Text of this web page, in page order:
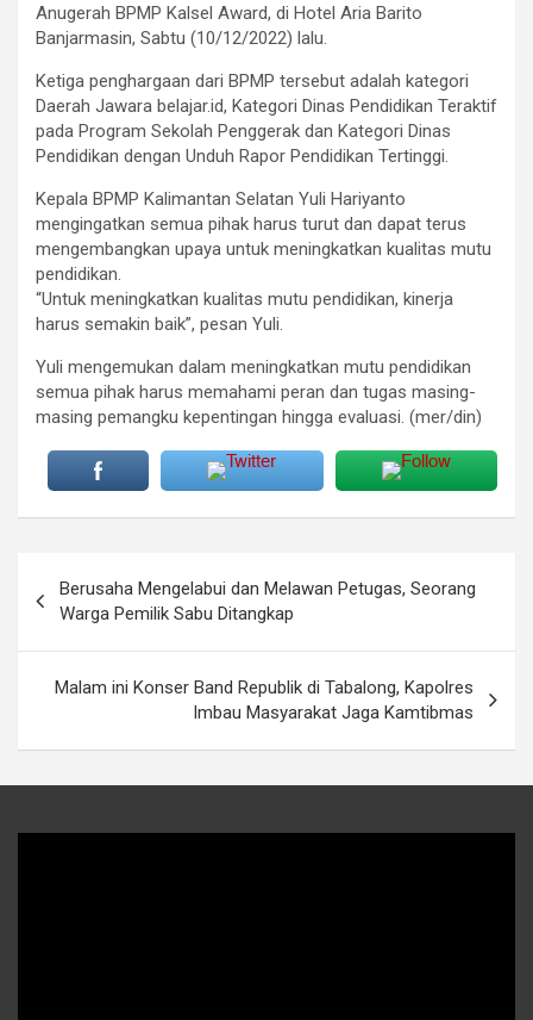
Anugerah BPMP Kalsel Award, di Hotel Aria Barito
Banjarmasin, Sabtu (10/12/2022) lalu.
Ketiga penghargaan dari BPMP tersebut adalah kategori
Daerah Jawara belajar.id, Kategori Dinas Pendidikan Teraktif
pada Program Sekolah Penggerak dan Kategori Dinas
Pendidikan dengan Unduh Rapor Pendidikan Tertinggi.
Kepala BPMP Kalimantan Selatan Yuli Hariyanto
mengingatkan semua pihak harus turut dan dapat terus
mengembangkan upaya untuk meningkatkan kualitas mutu
pendidikan.
“Untuk meningkatkan kualitas mutu pendidikan, kinerja
harus semakin baik”, pesan Yuli.
Yuli mengemukan dalam meningkatkan mutu pendidikan
semua pihak harus memahami peran dan tugas masing-
masing pemangku kepentingan hingga evaluasi. (mer/din)
pos
Berusaha Mengelabui dan Melawan Petugas, Seorang
Warga Pemilik Sabu Ditangkap
Malam ini Konser Band Republik di Tabalong, Kapolres
Imbau Masyarakat Jaga Kamtibmas